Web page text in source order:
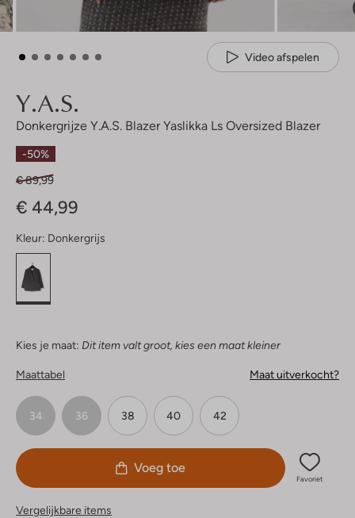
Video afspelen
Y.a.s.
Donkergrijze Y.a.s. Blazer Yaslikka Ls Oversized Blazer
-50%
€ 89,99
€ 44,99
Kleur: Donkergrijs
Kies je maat: Dit item valt groot, kies een maat kleiner
Maattabel Maat uitverkocht?
34 36 38 40 42
Voeg toe
Favoriet
Vergelijkbare items